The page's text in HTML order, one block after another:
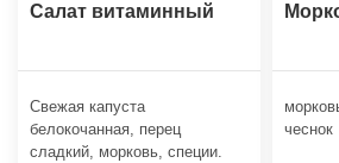
Салат витаминный
Свежая капуста
белокочанная, перец
сладкий, морковь, специи.
чеснок